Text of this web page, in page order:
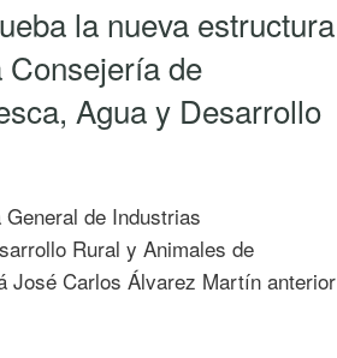
la nueva estructura
Consejería de
Agua y Desarrollo
de Industrias
Rural y Animales de
José Carlos Álvarez Martín anterior